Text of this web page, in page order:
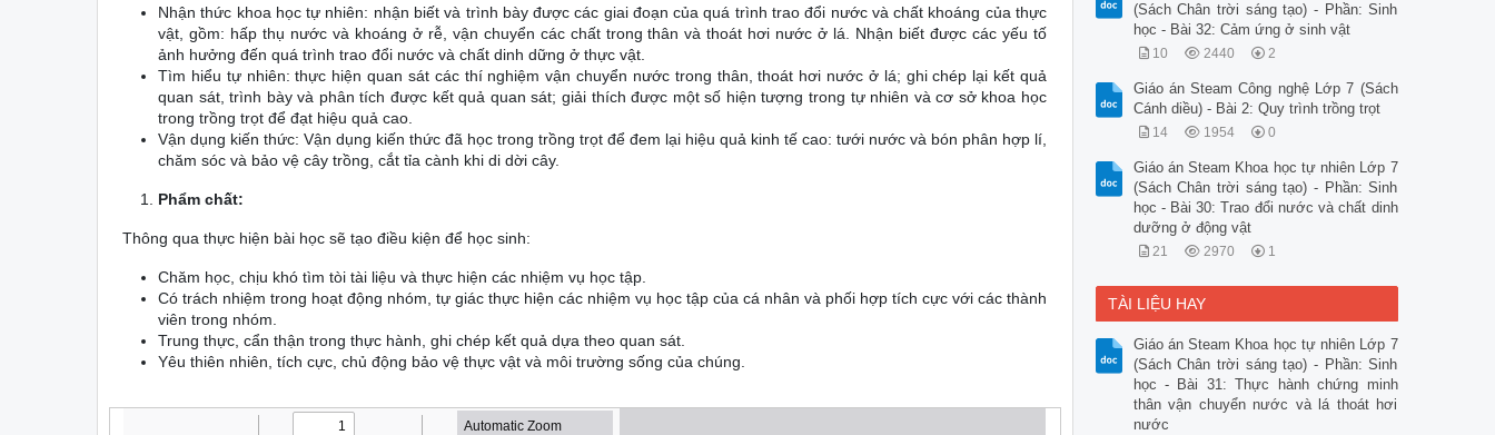
Nhận thức khoa học tự nhiên: nhận biết và trình bày được các giai đoạn của quá trình trao đổi nước và chất khoáng của thực
vật, gồm: hấp thụ nước và khoáng ở rễ, vận chuyển các chất trong thân và thoát hơi nước ở lá. Nhận biết được các yếu tố
ảnh hưởng đến quá trình trao đổi nước và chất dinh dững ở thực vật.
Tìm hiểu tự nhiên: thực hiện quan sát các thí nghiệm vận chuyển nước trong thân, thoát hơi nước ở lá; ghi chép lại kết quả
quan sát, trình bày và phân tích được kết quả quan sát; giải thích được một số hiện tượng trong tự nhiên và cơ sở khoa học
trong trồng trọt để đạt hiệu quả cao.
Vận dụng kiến thức: Vận dụng kiến thức đã học trong trồng trọt để đem lại hiệu quả kinh tế cao: tưới nước và bón phân hợp lí,
chăm sóc và bảo vệ cây trồng, cắt tỉa cành khi di dời cây.
Phẩm chất:
Thông qua thực hiện bài học sẽ tạo điều kiện để học sinh:
Chăm học, chịu khó tìm tòi tài liệu và thực hiện các nhiệm vụ học tập.
Có trách nhiệm trong hoạt động nhóm, tự giác thực hiện các nhiệm vụ học tập của cá nhân và phối hợp tích cực với các thành
viên trong nhóm.
Trung thực, cẩn thận trong thực hành, ghi chép kết quả dựa theo quan sát.
Yêu thiên nhiên, tích cực, chủ động bảo vệ thực vật và môi trường sống của chúng.
(Sách Chân trời sáng tạo) - Phần: Sinh
học - Bài 32: Cảm ứng ở sinh vật
10 2440 2
Giáo án Steam Công nghệ Lớp 7 (Sách
Cánh diều) - Bài 2: Quy trình trồng trọt
14 1954 0
Giáo án Steam Khoa học tự nhiên Lớp 7
(Sách Chân trời sáng tạo) - Phần: Sinh
học - Bài 30: Trao đổi nước và chất dinh
dưỡng ở động vật
21 2970 1
TÀI LIỆU HAY
Giáo án Steam Khoa học tự nhiên Lớp 7
(Sách Chân trời sáng tạo) - Phần: Sinh
học - Bài 31: Thực hành chứng minh
thân vận chuyển nước và lá thoát hơi
nước